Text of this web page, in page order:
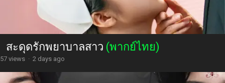
สะดุดรักพยาบาลสาว (พากย์ไทย)
57 views · 2 days ago